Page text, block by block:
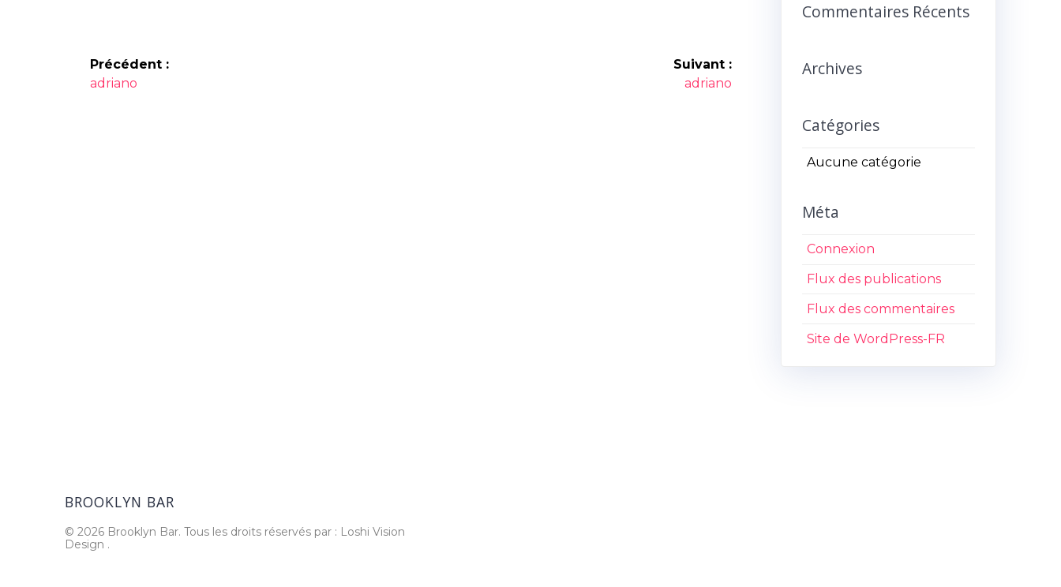
Navigation
de
Précédent :
Article
adriano
Suivant :
Article
adriano
Commentaires Récents
Archives
Catégories
Aucune catégorie
Méta
Connexion
Flux des publications
Flux des commentaires
Site de WordPress-FR
BROOKLYN BAR
© 2026 Brooklyn Bar. Tous les droits réservés par : Loshi Vision
Design .